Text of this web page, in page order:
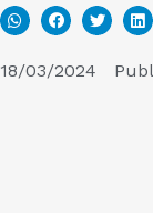
18/03/2024